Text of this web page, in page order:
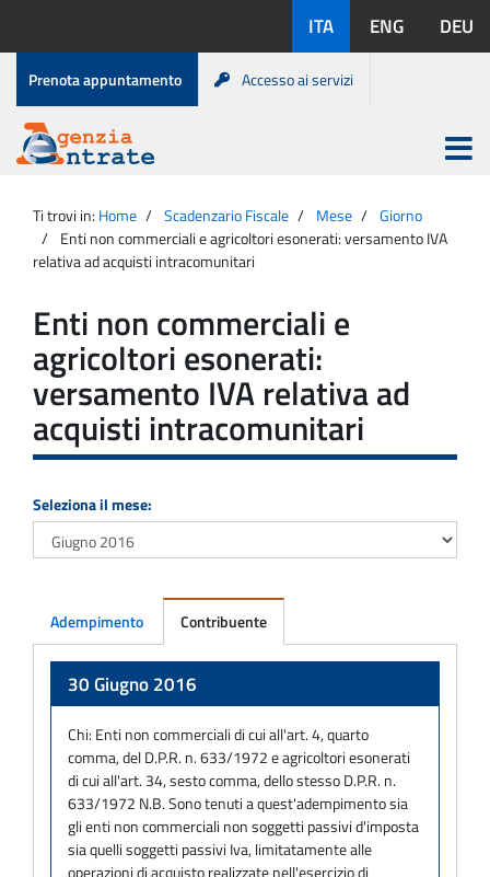
contenuto
disponibili:
ITA ENG DEU
Menu
di
servizio
Prenota appuntamento Accesso ai servizi
Agenzia
Entrate
Apri
menu
principale
Ti trovi in: Home Scadenzario Fiscale Mese
Giorno
Enti non commerciali e agricoltori esonerati: versamento IVA
relativa ad acquisti intracomunitari
Enti non commerciali e
agricoltori esonerati:
versamento IVA relativa ad
acquisti intracomunitari
Seleziona il mese:
Adempimento Contribuente
30 Giugno 2016
Chi: Enti non commerciali di cui all'art. 4, quarto
comma, del D.P.R. n. 633/1972 e agricoltori esonerati
di cui all'art. 34, sesto comma, dello stesso D.P.R. n.
633/1972 N.B. Sono tenuti a quest'adempimento sia
gli enti non commerciali non soggetti passivi d'imposta
sia quelli soggetti passivi Iva, limitatamente alle
operazioni di acquisto realizzate nell'esercizio di